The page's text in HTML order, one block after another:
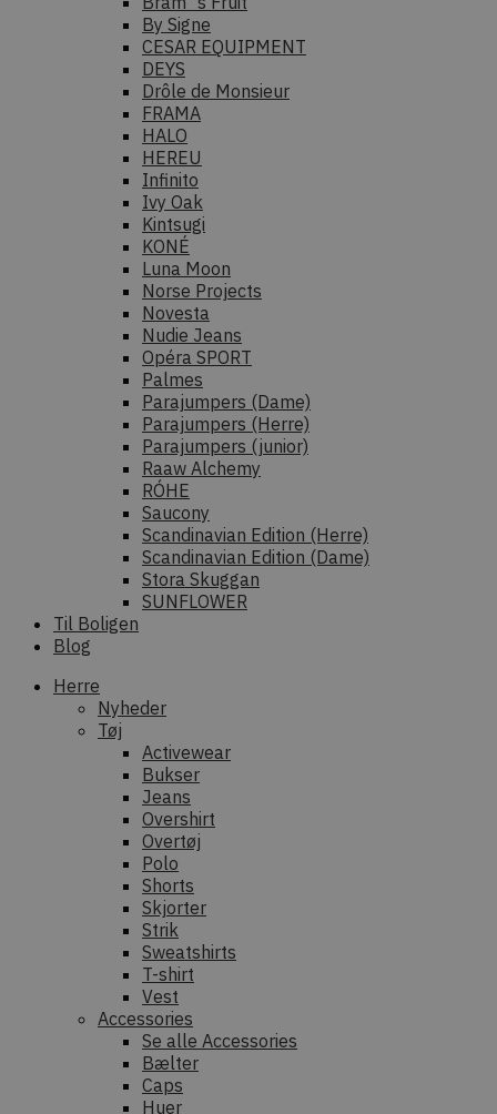
By Signe
CESAR EQUIPMENT
DEYS
Drôle de Monsieur
FRAMA
HALO
HEREU
Infinito
Ivy Oak
Kintsugi
KONÉ
Luna Moon
Norse Projects
Novesta
Nudie Jeans
Opéra SPORT
Palmes
Parajumpers (Dame)
Parajumpers (Herre)
Parajumpers (junior)
Raaw Alchemy
RÓHE
Saucony
Scandinavian Edition (Herre)
Scandinavian Edition (Dame)
Stora Skuggan
SUNFLOWER
Til Boligen
Blog
Herre
Nyheder
Tøj
Activewear
Bukser
Jeans
Overshirt
Overtøj
Polo
Shorts
Skjorter
Strik
Sweatshirts
T-shirt
Vest
Accessories
Se alle Accessories
Bælter
Caps
Huer